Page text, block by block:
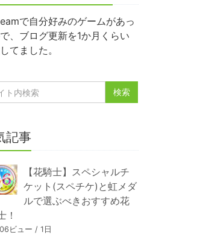
で自分好みのゲームがあっ
、ブログ更新を1か月くらい
てました。
記事
【花騎士】スペシャルチ
ケット(スペチケ)と虹メダ
ルで選ぶべきおすすめ花
！
ビュー / 1日